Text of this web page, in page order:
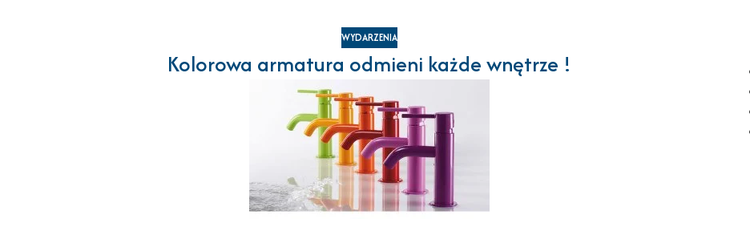
WYDARZENIA
Kolorowa armatura odmieni każde wnętrze !